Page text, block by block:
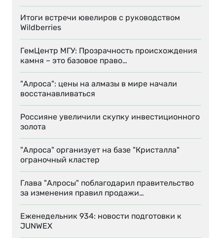
Итоги встречи ювелиров с руководством
Wildberries
ГемЦентр МГУ: Прозрачность происхождения
камня – это базовое право…
"Алроса": цены на алмазы в мире начали
восстанавливаться
Россияне увеличили скупку инвестиционного
золота
"Алроса" организует на базе "Кристалла"
ограночный кластер
Глава "Алросы" поблагодарил правительство
за изменения правил продажи…
Еженедельник 934: новости подготовки к
JUNWEX